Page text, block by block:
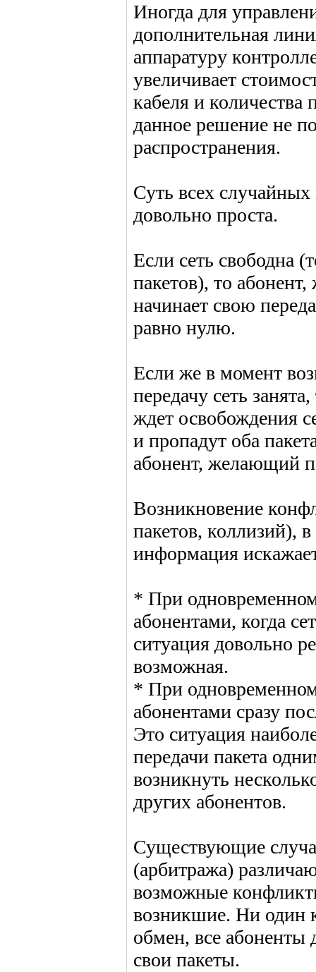
Иногда для
дополнительная
аппаратуру
увеличивает
кабеля и количества
данное решение не
распространения.
Суть всех
довольно проста.
Если сеть свободна
пакетов), то
начинает свою
равно нулю.
Если же в момент
передачу сеть
ждет освобождения
и пропадут оба
абонент, желающий
Возникновение
пакетов, коллизий),
информация
* При
абонентами, когда
ситуация довольно
возможная.
* При
абонентами сразу
Это ситуация
передачи пакета
возникнуть
других абонентов.
Существующие
(арбитража)
возможные
возникшие. Ни один
обмен, все абоненты
свои пакеты.